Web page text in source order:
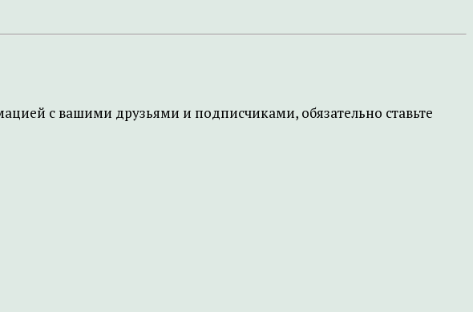
с вашими друзьями и подписчиками, обязательно ставьте